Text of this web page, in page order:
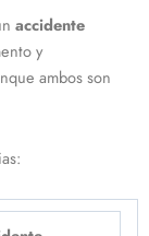
accidente
y
ambos son